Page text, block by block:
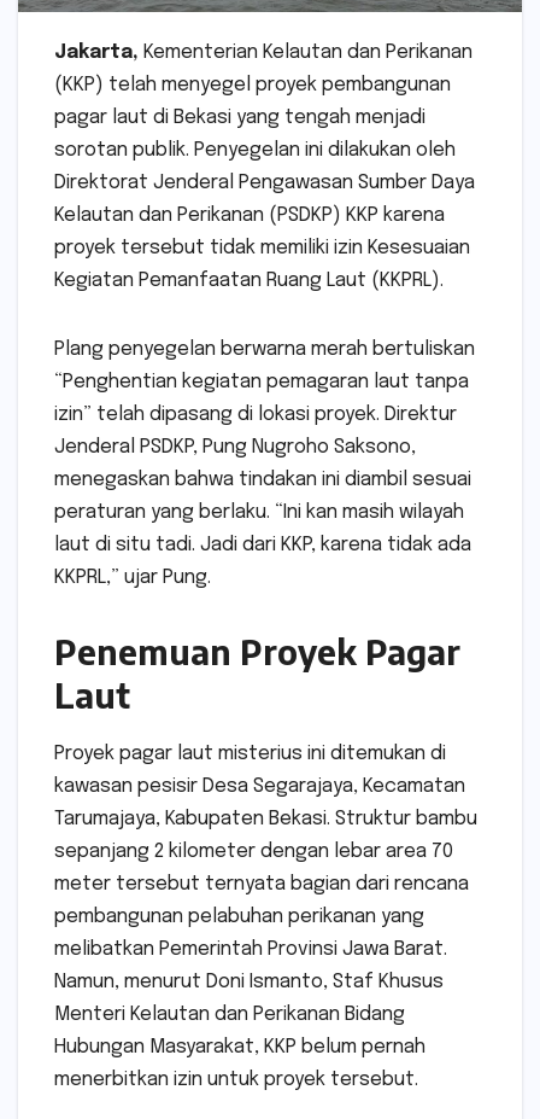
Jakarta, Kementerian Kelautan dan Perikanan
(KKP) telah menyegel proyek pembangunan
pagar laut di Bekasi yang tengah menjadi
sorotan publik. Penyegelan ini dilakukan oleh
Direktorat Jenderal Pengawasan Sumber Daya
Kelautan dan Perikanan (PSDKP) KKP karena
proyek tersebut tidak memiliki izin Kesesuaian
Kegiatan Pemanfaatan Ruang Laut (KKPRL).
Plang penyegelan berwarna merah bertuliskan
“Penghentian kegiatan pemagaran laut tanpa
izin” telah dipasang di lokasi proyek. Direktur
Jenderal PSDKP, Pung Nugroho Saksono,
menegaskan bahwa tindakan ini diambil sesuai
peraturan yang berlaku. “Ini kan masih wilayah
laut di situ tadi. Jadi dari KKP, karena tidak ada
KKPRL,” ujar Pung.
Penemuan Proyek Pagar
Laut
Proyek pagar laut misterius ini ditemukan di
kawasan pesisir Desa Segarajaya, Kecamatan
Tarumajaya, Kabupaten Bekasi. Struktur bambu
sepanjang 2 kilometer dengan lebar area 70
meter tersebut ternyata bagian dari rencana
pembangunan pelabuhan perikanan yang
melibatkan Pemerintah Provinsi Jawa Barat.
Namun, menurut Doni Ismanto, Staf Khusus
Menteri Kelautan dan Perikanan Bidang
Hubungan Masyarakat, KKP belum pernah
menerbitkan izin untuk proyek tersebut.